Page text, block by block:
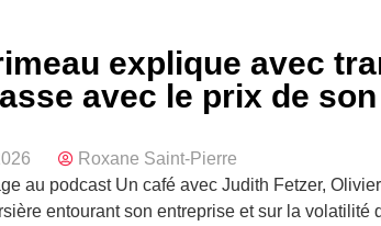
explique avec
avec le prix de
Roxane Saint-Pierre
au podcast Un café avec Judith Fetzer,
entourant son entreprise et sur la volatilité